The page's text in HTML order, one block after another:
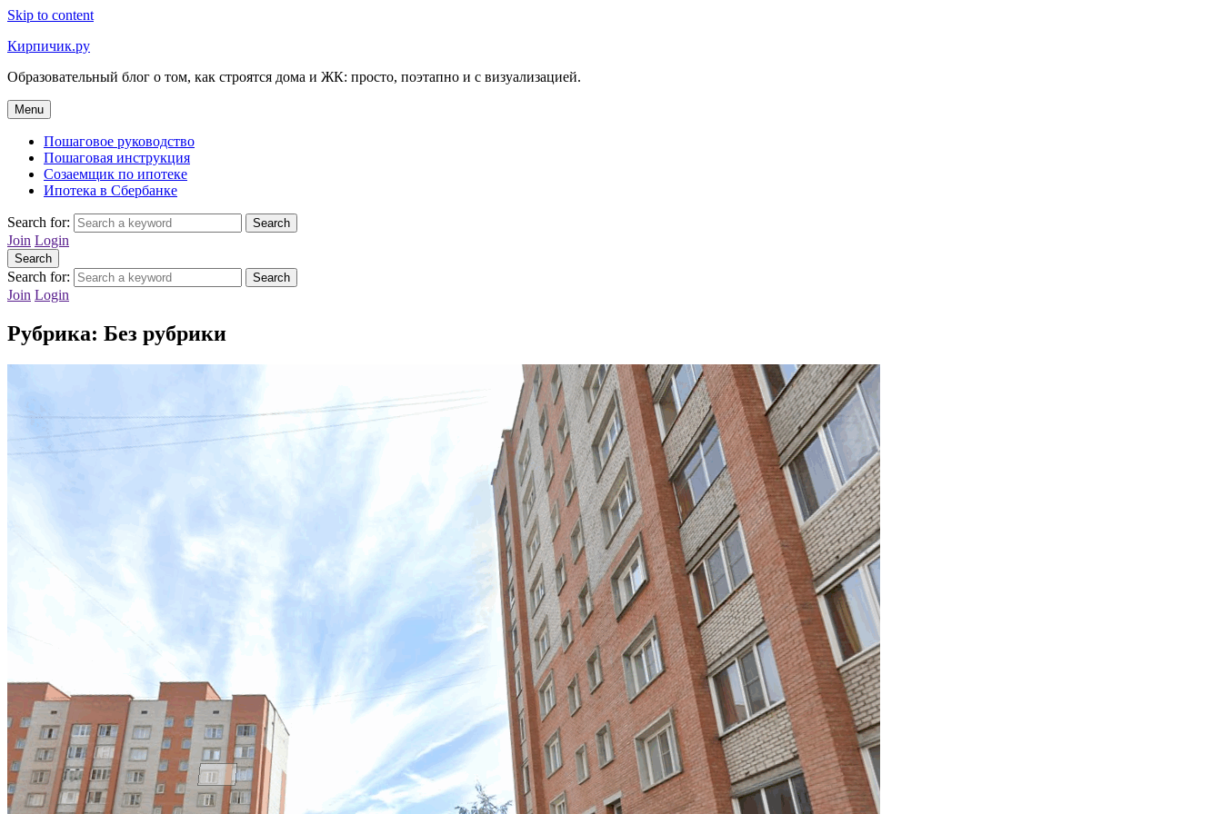
Skip to content
Кирпичик.ру
Образовательный блог о том, как строятся дома и ЖК: просто, поэтапно и с визуализацией.
Menu
Пошаговое руководство
Пошаговая инструкция
Созаемщик по ипотеке
Ипотека в Сбербанке
Search for: Search
Join Login
Search
Search for: Search
Join Login
Рубрика: Без рубрики